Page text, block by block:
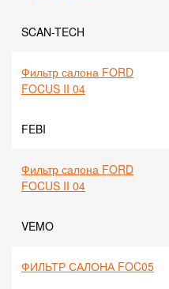
SCAN-TECH
Фильтр салона FORD
FOCUS II 04
FEBI
Фильтр салона FORD
FOCUS II 04
VEMO
ФИЛЬТР САЛОНА FOC05